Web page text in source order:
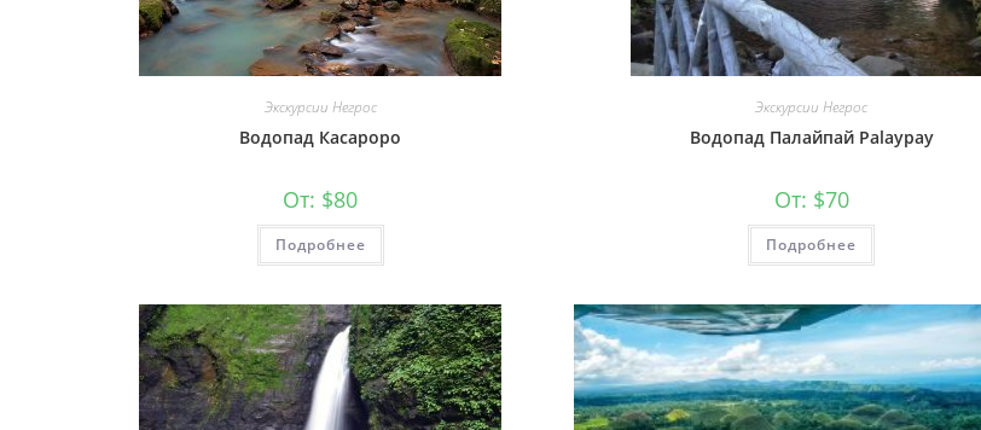
Экскурсии Негрос
Водопад Касароро
От: $80
Подробнее
Экскурсии Негрос
Водопад Палайпай Palaypay
От: $70
Подробнее